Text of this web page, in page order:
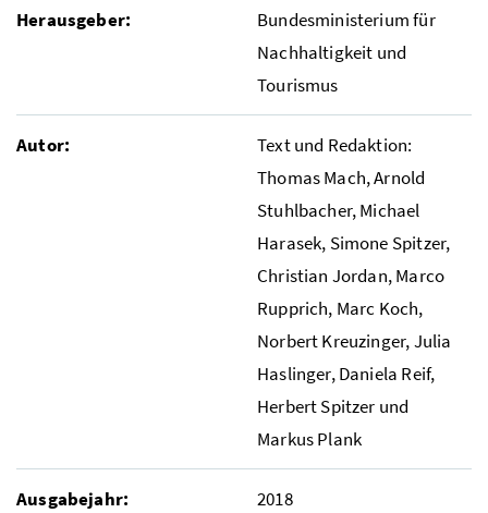
Herausgeber:
Bundesministerium für
Nachhaltigkeit und
Tourismus
Autor:
Text und Redaktion:
Thomas Mach, Arnold
Stuhlbacher, Michael
Harasek, Simone Spitzer,
Christian Jordan, Marco
Rupprich, Marc Koch,
Norbert Kreuzinger, Julia
Haslinger, Daniela Reif,
Herbert Spitzer und
Markus Plank
Ausgabejahr: 2018